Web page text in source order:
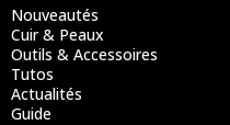
Nouveautés
Cuir & Peaux
Outils & Accessoires
Tutos
Actualités
Guide